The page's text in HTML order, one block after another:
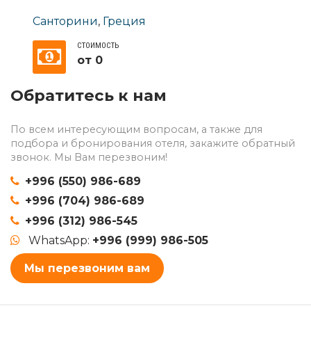
Санторини, Греция
СТОИМОСТЬ
от 0
Обратитесь к нам
По всем интересующим вопросам, а также для
подбора и бронирования отеля, закажите обратный
звонок. Мы Вам перезвоним!
+996 (550) 986-689
+996 (704) 986-689
+996 (312) 986-545
WhatsApp: +996 (999) 986-505
Мы перезвоним вам